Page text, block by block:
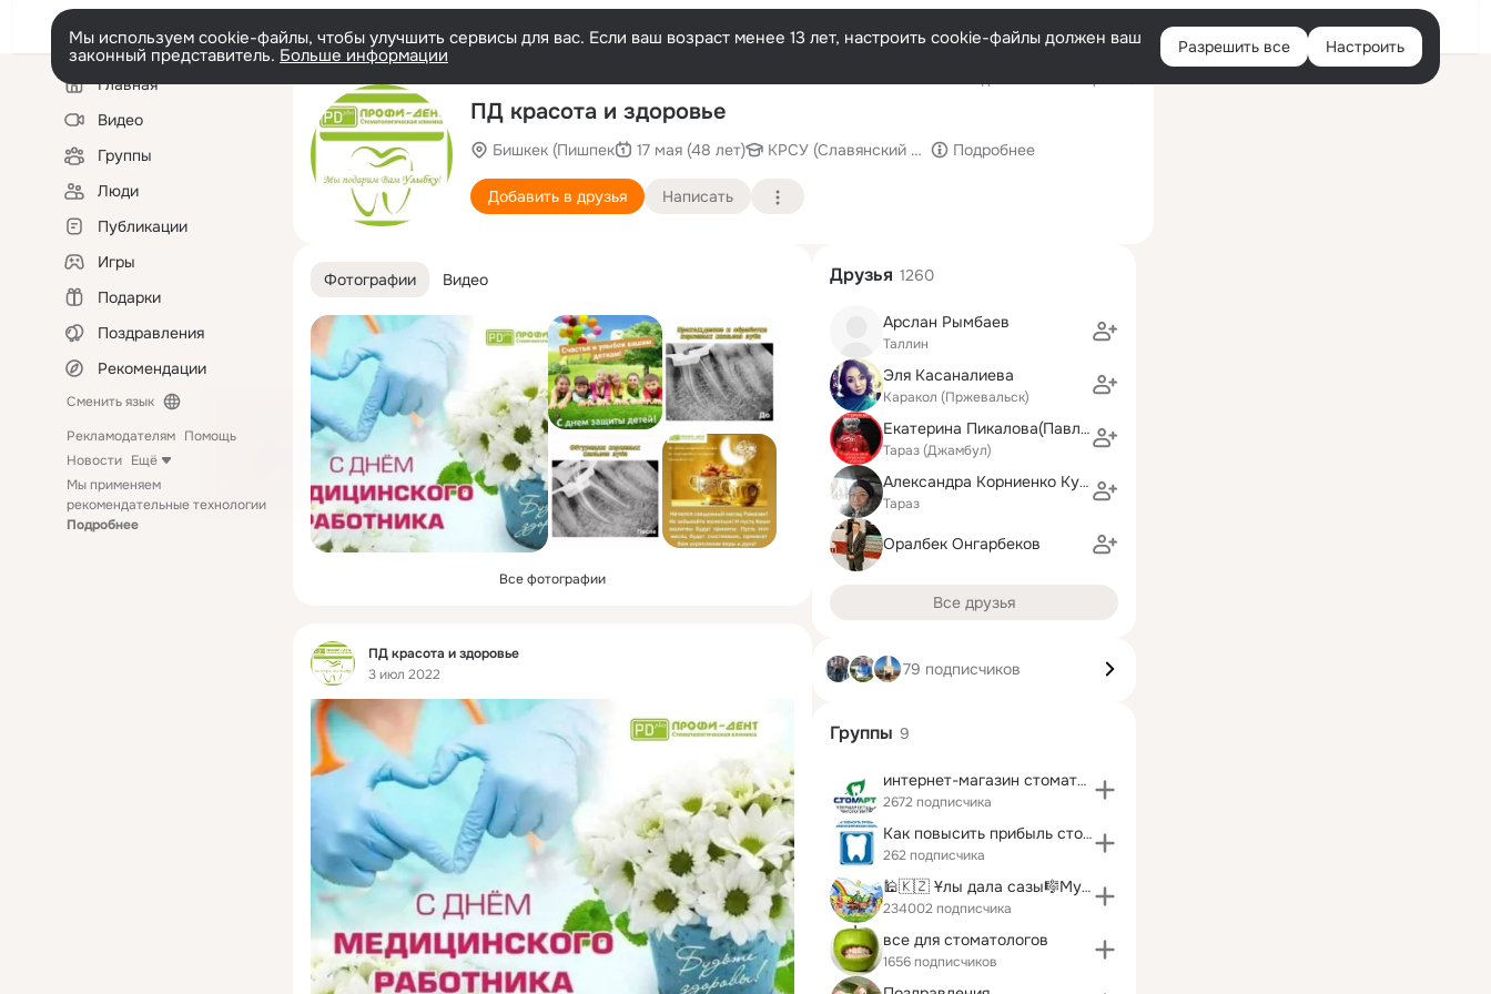
Войти
Мы используем cookie-файлы, чтобы улучшить сервисы для вас. Если ваш возраст менее 13 лет, настроить cookie-файлы должен ваш
законный представитель. Больше информации Разрешить все Настроить
Левая
колонкаГлавная
Видео
Группы
Люди
Публикации
Игры
Подарки
Поздравления
Рекомендации
Сменить язык
Рекламодателям Помощь
Новости Ещё
Мы применяем
рекомендательные технологии
Подробнее
ПД красота и здоровье
Бишкек (Пишпек 17 мая (48 лет) КРСУ (Славянский Университет)
Подробнее
Добавить в друзья Написать
Фотографии Видео
Все фотографии
Фид
ПД красота и здоровье
3 июл 2022
Друзья 1260
Арслан Рымбаев
Таллин
Эля Касаналиева
Каракол (Пржевальск)
Екатерина Пикалова(Павлова)
Тараз (Джамбул)
Александра Корниенко Кубанцева
Тараз
Оралбек Онгарбеков
Все друзья
79 подписчиков
Группы 9
интернет-магазин стоматологического оборуд СтомАрт
2672 подписчика
Как повысить прибыль стоматологической клиники
262 подписчика
🕌🇰🇿 Ұлы дала сазы🎼Музыка великой степи 🇰🇿🕌
234002 подписчика
все для стоматологов
1656 подписчиков